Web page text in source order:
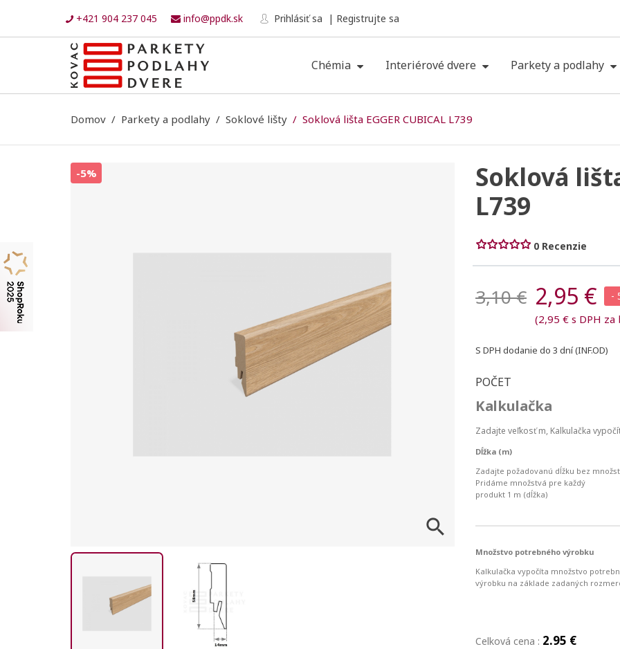
+421 904 237 045 info@ppdk.sk Prihlásiť sa Registrujte sa
Chémia Interiérové dvere Parkety a podlahy
Domov Parkety a podlahy Soklové lišty Soklová lišta EGGER CUBICAL L739

-5%
Soklová
L739
0 Recenzie
3,10 € 2,95 € -
(2,95 € s DPH
S DPH dodanie do 3 dní (INF.OD)
POČET
Kalkulačka
Zadajte veľkosťm, Kalkulačka
Dĺžka (m)
Zadajte požadovanú dĺžku bez
Pridáme množstvá pre každý
produkt 1 m (dĺžka)
Množstvo potrebného výrobku
Kalkulačka vypočíta množstvo
výrobku na základe zadaných
Celková cena : 2.95 €